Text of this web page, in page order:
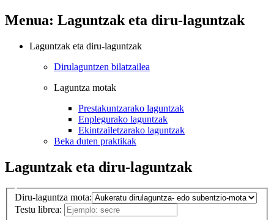
Menua: Laguntzak eta diru-laguntzak
Laguntzak eta diru-laguntzak
Dirulaguntzen bilatzailea
Laguntza motak
Prestakuntzarako laguntzak
Enplegurako laguntzak
Ekintzailetzarako laguntzak
Beka duten praktikak
Laguntzak eta diru-laguntzak
Diru-laguntza mota:
Testu librea: